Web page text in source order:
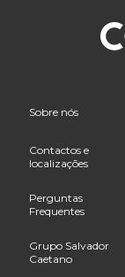
Sobre nós
Contactos e
localizações
Perguntas
Frequentes
Grupo Salvador
Caetano